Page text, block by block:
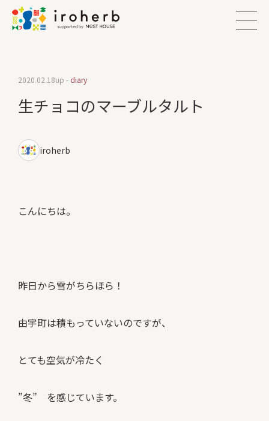
生チョコのマーブルタルト
2020.02.18up - diary
iroherb
こんにちは。
昨日から雪がちらほら！
由宇町は積もっていないのですが、
とても空気が冷たく
”冬” を感じています。